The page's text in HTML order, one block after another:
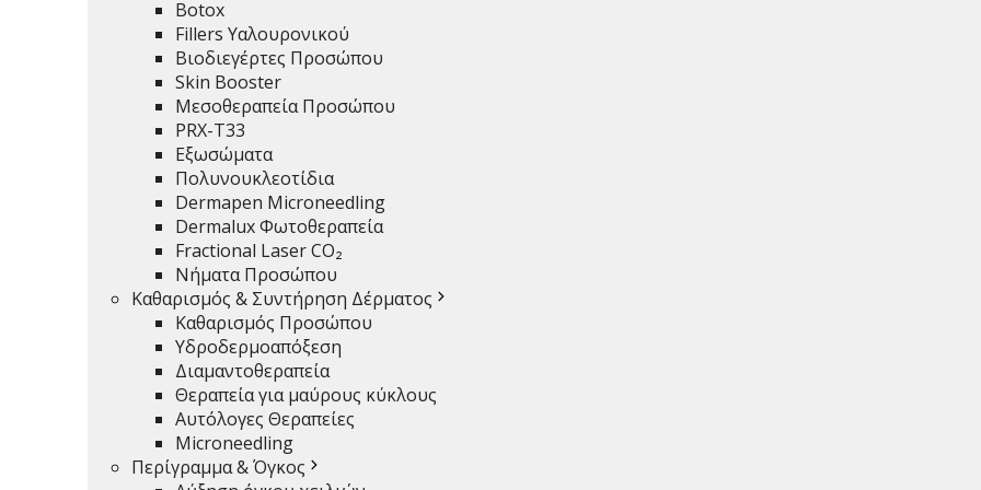
Botox
Fillers Υαλουρονικού
Βιοδιεγέρτες Προσώπου
Skin Booster
Μεσοθεραπεία Προσώπου
PRX-T33
Εξωσώματα
Πολυνουκλεοτίδια
Dermapen Microneedling
Dermalux Φωτοθεραπεία
Fractional Laser CO₂
Νήματα Προσώπου
Καθαρισμός & Συντήρηση Δέρματος
Καθαρισμός Προσώπου
Υδροδερμοαπόξεση
Διαμαντοθεραπεία
Θεραπεία για μαύρους κύκλους
Αυτόλογες Θεραπείες
Microneedling
Περίγραμμα & Όγκος
Instagram
Εξειδικεύσεις
Specializations
Vaser Λιποαναρρόφηση Με Υπερήχους
V – Shape 3D Countouring
Αυξητική Γλουτών
Αυξητική Στήθους
Ιατρεία Μας
Βασ. Σοφίας 110, Αθήνα 115 27 Έλληνος Στρατιώτου 50, Πάτρα 26441
Copyright © 2026 | Πλαστικός Χειρουργός Αθήνα - Dr. Μακρυγιώργης | Web Design & Development by